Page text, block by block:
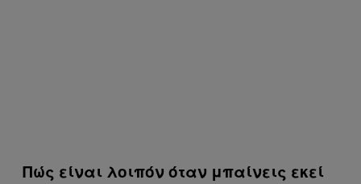
Πώς είναι λοιπόν όταν μπαίνεις εκεί